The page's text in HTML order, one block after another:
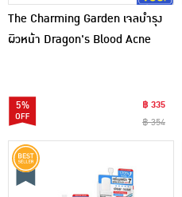
The Charming Garden เจลบำรุง
ผิวหน้า Dragon's Blood Acne
5%
฿ 335
฿ 354